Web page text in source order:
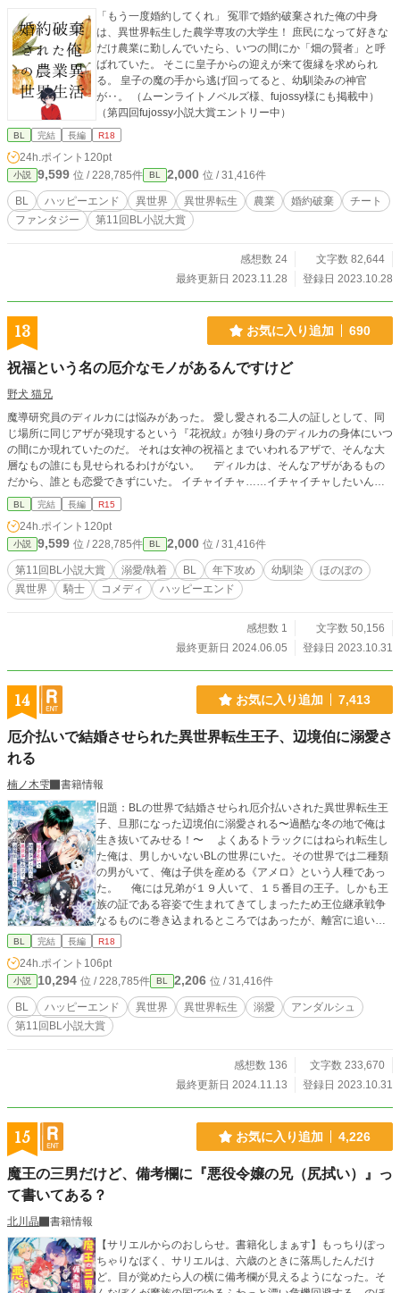
「もう一度婚約してくれ」 冤罪で婚約破棄された俺の中身
は、異世界転生した農学専攻の大学生！ 庶民になって好きな
だけ農業に勤しんでいたら、いつの間にか「畑の賢者」と呼
ばれていた。 そこに皇子からの迎えが来て復縁を求められ
る。 皇子の魔の手から逃げ回ってると、幼馴染みの神官
が‥。 （ムーンライトノベルズ様、fujossy様にも掲載中）
（第四回fujossy小説大賞エントリー中）
BL 完結 長編 R18
24h.ポイント 120pt
小説 9,599 位 / 228,785件 BL 2,000 位 / 31,416件
BL ハッピーエンド 異世界 異世界転生 農業 婚約破棄
チート
ファンタジー
第11回BL小説大賞
感想数 24
文字数 82,644
最終更新日 2023.11.28
登録日 2023.10.28
13 お気に入り追加 690
祝福という名の厄介なモノがあるんですけど
野犬 猫兄
魔導研究員のディルカには悩みがあった。 愛し愛される二人の証しとして、同
じ場所に同じアザが発現するという『花祝紋』が独り身のディルカの身体にいつ
の間にか現れていたのだ。 それは女神の祝福とまでいわれるアザで、そんな大
層なもの誰にも見せられるわけがない。 ディルカは、そんなアザがあるもの
だから、誰とも恋愛できずにいた。 イチャイチャ……イチャイチャしたいんで
すけど？！ □■ 少しでも楽しんでいただけたら嬉しいです！ 完結しました。 応
援していただきありがとうございます！ □■ 第11回BL大賞では、ポイントを入
れてくださった皆様、またお読みくださった皆様、どうもありがとうございまし
たm(__)m
BL 完結 長編 R15
24h.ポイント 120pt
小説 9,599 位 / 228,785件 BL 2,000 位 / 31,416件
第11回BL小説大賞 溺愛/執着 BL 年下攻め 幼馴染
ほのぼの
異世界
騎士 コメディ ハッピーエンド
感想数 1
文字数 50,156
最終更新日 2024.06.05
登録日 2023.10.31
14 お気に入り追加 7,413
厄介払いで結婚させられた異世界転生王子、辺境伯に溺愛さ
れる
楠ノ木雫
書籍情報
旧題：BLの世界で結婚させられ厄介払いされた異世界転生王
子、旦那になった辺境伯に溺愛される〜過酷な冬の地で俺は
生き抜いてみせる！〜 よくあるトラックにはねられ転生し
た俺は、男しかいないBLの世界にいた。その世界では二種類
の男がいて、俺は子供を産める《アメロ》という人種であっ
た。 俺には兄弟が１９人いて、１５番目の王子。しかも王
族の証である容姿で生まれてきてしまったため王位継承戦争
なるものに巻き込まれるところではあったが、離宮に追いや
られて平凡で平和な生活を過ごしていた。 だが、いきなり
にいいかと余裕ぶっていたが……その相手の領地は極寒の地
であった。 俺、ここで生活するのかと覚悟を決めていた時
に相手から離婚届を突き付けられる。さっさと帰れ、という
事だったのだが厄介払いされてしまったためもう帰る場所な
どどこにもない。あいにく、寒さや雪には慣れているため何
辺境伯様は完全無視されたがそれでも別にいい。そう思って
いたのに、あれ？ なんか雪だるま作るの手伝ってくれたん
BL 完結 長編 R18
24h.ポイント 106pt
小説 10,294 位 / 228,785件 BL 2,206 位 / 31,416件
BL ハッピーエンド 異世界 異世界転生 溺愛
アンダルシュ
第11回BL小説大賞
感想数 136
文字数 233,670
最終更新日 2024.11.13
登録日 2023.10.31
15 お気に入り追加 4,226
魔王の三男だけど、備考欄に『悪役令嬢の兄（尻拭い）』っ
て書いてある？
北川晶
書籍情報
【サリエルからのおしらせ。書籍化しまぁす】もっちりぽっ
ちゃりなぼく、サリエルは、六歳のときに落馬したんだけ
ど。目が覚めたら人の横に備考欄が見えるようになった。そ